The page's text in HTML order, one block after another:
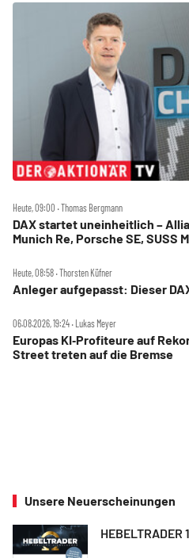
Heute, 09:00 ‧ Thomas Bergmann
DAX startet uneinheitlich –
Munich Re, Porsche SE, SUSS
Heute, 08:58 ‧ Thorsten Küfner
Anleger aufgepasst: Dieser
06.08.2026, 19:24 ‧ Lukas Meyer
Europas KI‑Profiteure auf
Street treten auf die Bremse
Unsere Neuerscheinungen
HEBELTRADER